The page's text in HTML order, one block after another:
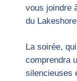
vous joindre
du
La soirée,
comprendra
silencieuses